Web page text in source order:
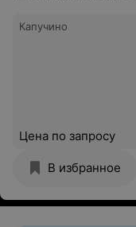
Капучино
Цена по запросу
В избранное